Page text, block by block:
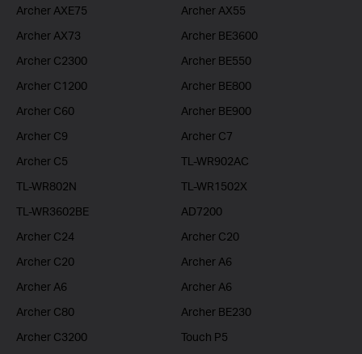
Archer AXE75
Archer AX55
Archer AX73
Archer BE3600
Archer C2300
Archer BE550
Archer C1200
Archer BE800
Archer C60
Archer BE900
Archer C9
Archer C7
Archer C5
TL-WR902AC
TL-WR802N
TL-WR1502X
TL-WR3602BE
AD7200
Archer C24
Archer C20
Archer C20
Archer A6
Archer A6
Archer A6
Archer C80
Archer BE230
Archer C3200
Touch P5